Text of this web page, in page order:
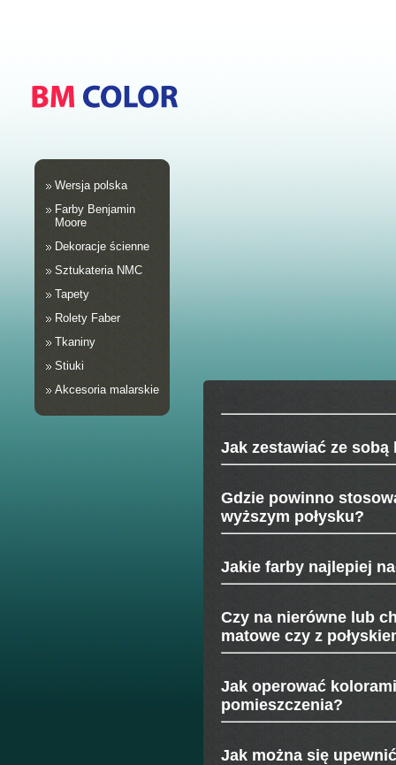
Wersja polska
Farby Benjamin
Moore
Dekoracje ścienne
Sztukateria NMC
Tapety
Rolety Faber
Tkaniny
Stiuki
Akcesoria malarskie
Jak zestawiać ze sobą
Gdzie powinno
wyższym połysku?
Jakie farby najlepiej
Czy na nierówne lub
matowe czy z
Jak operować
pomieszczenia?
Jak można się upewnić